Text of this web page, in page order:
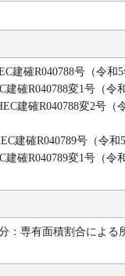
建確R040788号（令和5
変1号（令和5
変2号（令和
建確R040789号（令和5
変1号（令和5
：専有面積割合による